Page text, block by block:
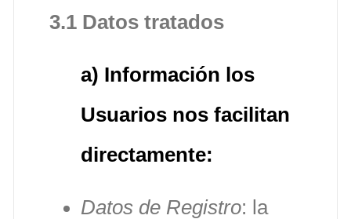
3.1 Datos tratados
a) Información los
Usuarios nos facilitan
directamente:
Datos de Registro: la